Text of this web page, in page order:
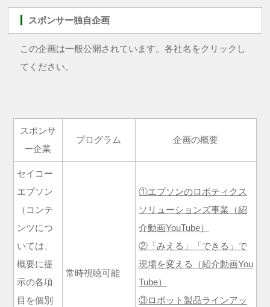
スポンサー独自企画
この企画は一般公開されています。各社名をクリックし
てください。
スポンサ
ー企業
プログラム 企画の概要
セイコー
エプソン
（コンテ
ンツにつ
いては、
概要に提
示の各項
目を個別
常時視聴可能
①エプソンのロボティクス
ソリューションズ事業（紹
介動画YouTube）
②「みえる」「できる」で
現場を変える（紹介動画You
Tube）
③ロボット製品ラインアッ